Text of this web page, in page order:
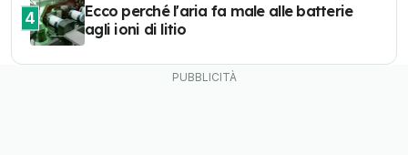
4
Ecco perché l'aria fa male alle batterie
agli ioni di litio